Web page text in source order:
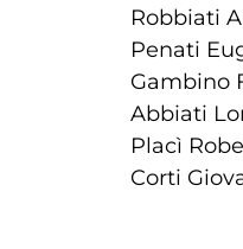
Robbiati
Penati
Gambino
Abbiati
Placì
Corti